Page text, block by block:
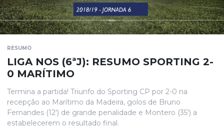
RESUMO
LIGA NOS (6ªJ): RESUMO SPORTING 2-
0 MARÍTIMO
Termina a partida! Triunfo do Sporting CP por 2-0 na
recepção ao Marítimo da Madeira, golos de Bruno
Fernandes (12') de grande penalidade e Montero (35') a
estabelecerem o resultado final.